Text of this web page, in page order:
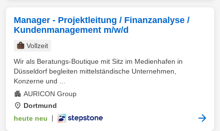
Manager - Projektleitung / Finanzanalyse /
Kundenmanagement m/w/d
Vollzeit
Wir als Beratungs-Boutique mit Sitz im Medienhafen in
Düsseldorf begleiten mittelständische Unternehmen,
Konzerne und ...
AURICON Group
Dortmund
heute neu